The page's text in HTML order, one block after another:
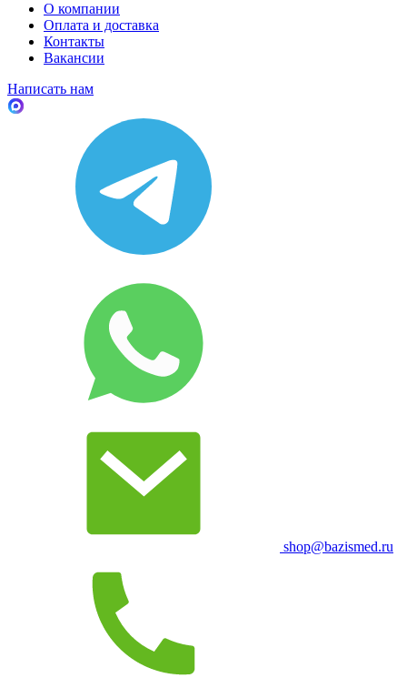
О компании
Оплата и доставка
Контакты
Вакансии
Написать нам
shop@bazismed.ru